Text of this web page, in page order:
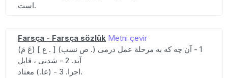
است.
Farsça - Farsça sözlük Metni çevir
(عَ مَ) [ ع . ] (ص نسب .) 1 - آن چه که به مرحلة عمل درمی
آید. 2 - شدنی ، قابل
اجرا. 3 - (عا.) معتاد.